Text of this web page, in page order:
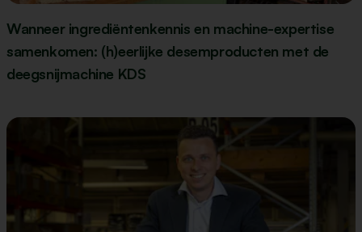
Wanneer ingrediëntenkennis en machine-expertise
samenkomen: (h)eerlijke desemproducten met de
deegsnijmachine KDS